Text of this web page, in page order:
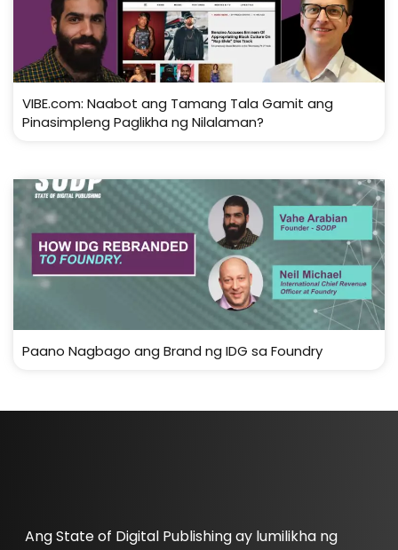
VIBE.com: Naabot ang Tamang Tala Gamit ang
Pinasimpleng Paglikha ng Nilalaman?
Paano Nagbago ang Brand ng IDG sa Foundry
Ang State of Digital Publishing ay lumilikha ng